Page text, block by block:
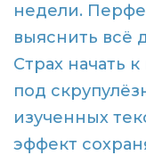
недели.
выяснить всё
Страх начать
под
изученных
эффект